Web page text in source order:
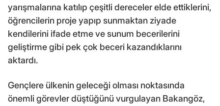
yarışmalarına katılıp çeşitli dereceler elde ettiklerini,
öğrencilerin proje yapıp sunmaktan ziyade
kendilerini ifade etme ve sunum becerilerini
geliştirme gibi pek çok beceri kazandıklarını
aktardı.
Gençlere ülkenin geleceği olması noktasında
önemli görevler düştüğünü vurgulayan Bakangöz,